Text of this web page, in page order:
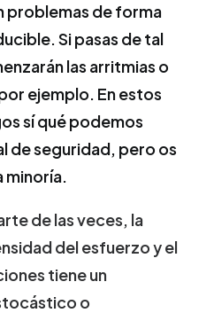
problemas de forma
Si pasas de tal
las arritmias o
ejemplo. En estos
sí qué podemos
de seguridad, pero os
minoría.
de las veces, la
del esfuerzo y el
tiene un
o